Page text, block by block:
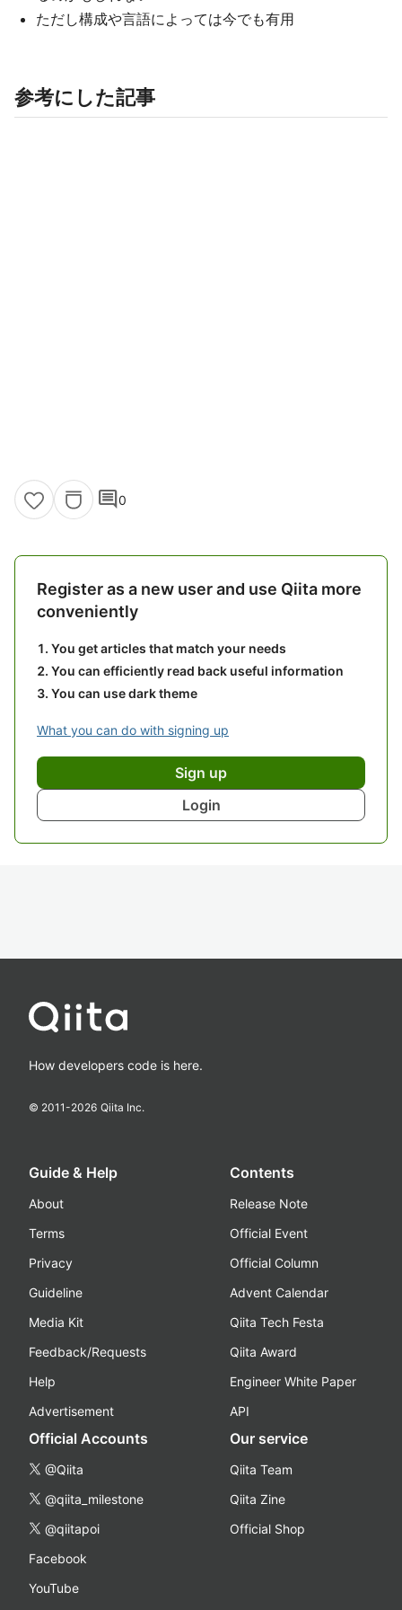
ただし構成や言語によっては今でも有用
参考にした記事
comment0
Register as a new user and use Qiita more
conveniently
You get articles that match your needs
You can efficiently read back useful information
You can use dark theme
What you can do with signing up
Sign up
Login
How developers code is here.
© 2011-2026 Qiita Inc.
Guide & Help
About
Terms
Privacy
Guideline
Media Kit
Feedback/Requests
Help
Advertisement
Contents
Release Note
Official Event
Official Column
Advent Calendar
Qiita Tech Festa
Qiita Award
Engineer White Paper
API
Official Accounts
@Qiita
@qiita_milestone
@qiitapoi
Facebook
YouTube
Our service
Qiita Team
Qiita Zine
Official Shop